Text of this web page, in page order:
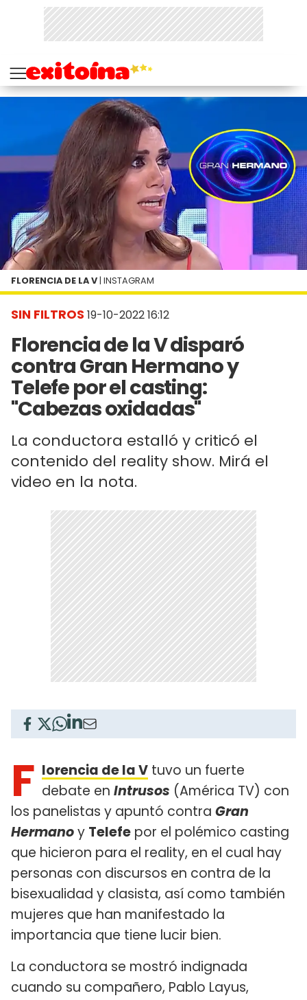
SIN FILTROS 19-10-2022 16:12
Florencia de la V disparó
contra Gran Hermano y
Telefe por el casting:
"Cabezas oxidadas"
La conductora estalló y criticó el
contenido del reality show. Mirá el
video en la nota.
FLORENCIA DE LA V | INSTAGRAM
F lorencia de la V tuvo un fuerte
debate en Intrusos (América TV) con
los panelistas y apuntó contra Gran
Hermanoy Telefe por el polémico casting
que hicieron para el reality, en el cual hay
personas con discursos en contra de la
bisexualidad y clasista, así como también
mujeres que han manifestado la
importancia que tiene lucir bien.
La conductora se mostró indignada
cuando su compañero, Pablo Layus,